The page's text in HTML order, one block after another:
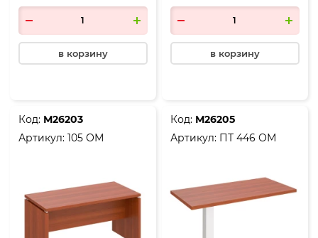
в корзину в корзину
Код: М26203
Артикул:105 ОМ
Код: М26205
Артикул: ПТ 446 ОМ